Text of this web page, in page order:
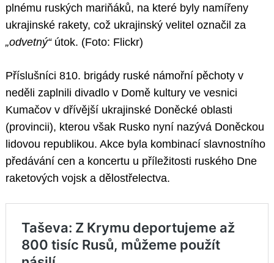
plnému ruských mariňáků, na které byly namířeny
ukrajinské rakety, což ukrajinský velitel označil za
„odvetný“útok. (Foto: Flickr)
Příslušníci 810. brigády ruské námořní pěchoty v
neděli zaplnili divadlo v Domě kultury ve vesnici
Kumačov v dřívější ukrajinské Doněcké oblasti
(provincii), kterou však Rusko nyní nazývá Doněckou
lidovou republikou. Akce byla kombinací slavnostního
předávání cen a koncertu u příležitosti ruského Dne
raketových vojsk a dělostřelectva.